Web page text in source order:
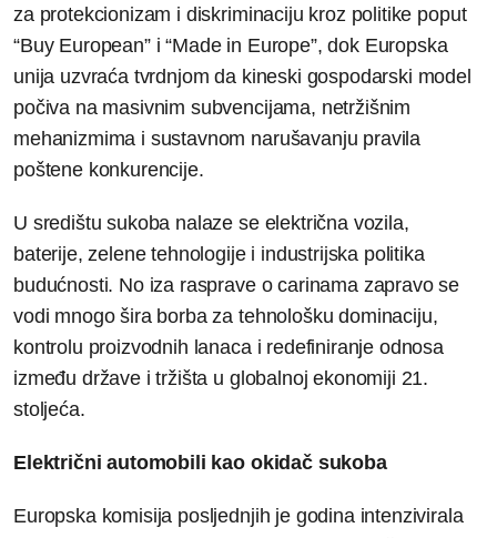
za protekcionizam i diskriminaciju kroz politike poput
“Buy European” i “Made in Europe”, dok Europska
unija uzvraća tvrdnjom da kineski gospodarski model
počiva na masivnim subvencijama, netržišnim
mehanizmima i sustavnom narušavanju pravila
poštene konkurencije.
U središtu sukoba nalaze se električna vozila,
baterije, zelene tehnologije i industrijska politika
budućnosti. No iza rasprave o carinama zapravo se
vodi mnogo šira borba za tehnološku dominaciju,
kontrolu proizvodnih lanaca i redefiniranje odnosa
između države i tržišta u globalnoj ekonomiji 21.
stoljeća.
Električni automobili kao okidač sukoba
Europska komisija posljednjih je godina intenzivirala